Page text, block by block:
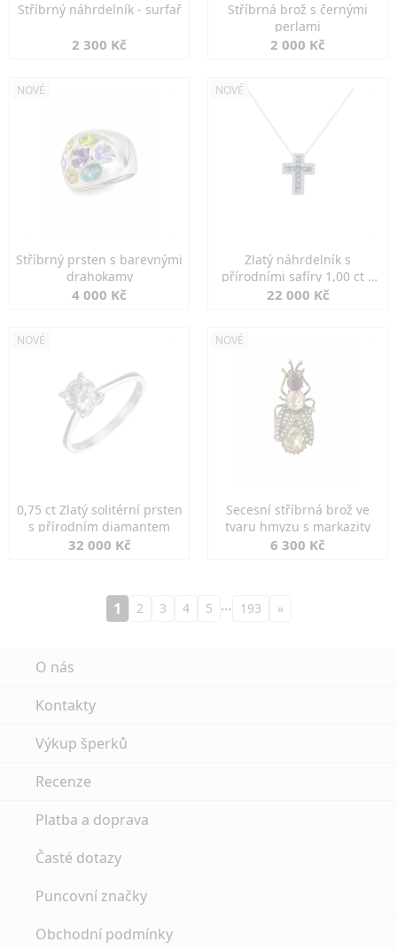
Stříbrný náhrdelník - surfař
2 300 Kč
Stříbrná brož s černými
perlami
2 000 Kč
NOVÉ
Stříbrný prsten s barevnými
drahokamy
4 000 Kč
NOVÉ
Zlatý náhrdelník s
přírodními safíry 1,00 ct a
diamanty
22 000 Kč
NOVÉ
0,75 ct Zlatý solitérní prsten
s přírodním diamantem
32 000 Kč
NOVÉ
Secesní stříbrná brož ve
tvaru hmyzu s markazity
6 300 Kč
1 2 3 4 5 … 193 »
O nás
Kontakty
Výkup šperků
Recenze
Platba a doprava
Časté dotazy
Puncovní značky
Obchodní podmínky